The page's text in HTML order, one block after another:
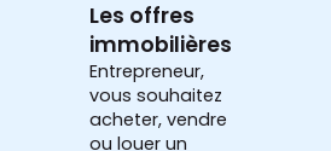
Les offres
immobilières
Entrepreneur,
vous souhaitez
acheter, vendre
ou louer un